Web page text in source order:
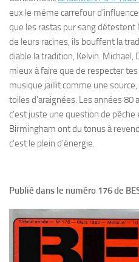
eux le méme carrefour
que les rastas pur sang détestent
de leurs racines, ils bouffent la
diable la tradition, Kelvin. Michael,
mieux à faire que de respecter
musique jaillit comme une
toiles d’araignées. Les années
c’est juste une question de
Birmingham ont du tonus à
c’est le plein d’énergie.
Publié dans le numéro 176 de